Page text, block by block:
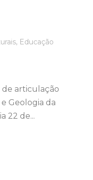
, Educação
de articulação
Geologia da
22 de...